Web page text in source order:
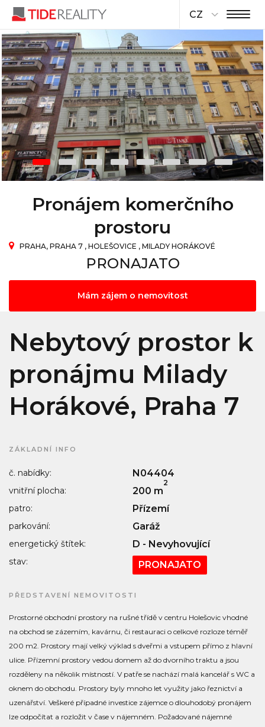
CZ
Pronájem komerčního
prostoru
PRAHA, PRAHA 7 , HOLEŠOVICE , MILADY HORÁKOVÉ
PRONAJATO
Mám zájem o nemovitost
Nebytový prostor k
pronájmu Milady
Horákové, Praha 7
ZÁKLADNÍ INFO
č. nabídky: N04404
vnitřní plocha: 200 m
2
patro: Přízemí
parkování: Garáž
energetický štítek: D - Nevyhovující
stav: PRONAJATO
PŘEDSTAVENÍ NEMOVITOSTI
Prostorné obchodní prostory na rušné třídě v centru Holešovic vhodné
na obchod se zázemím, kavárnu, či restauraci o celkové rozloze téměř
200 m2. Prostory mají velký výklad s dveřmi a vstupem přímo z hlavní
ulice. Přízemní prostory vedou domem až do dvorního traktu a jsou
rozděleny na několik místností. V patře se nachází malá kancelář s WC a
oknem do obchodu. Prostory byly mnoho let využity jako řeznictví a
uzenářství. Veškeré případné investice zájemce o dlouhodobý pronájem
lze odpočítat a rozložit v čase v nájemném. Požadované nájemné